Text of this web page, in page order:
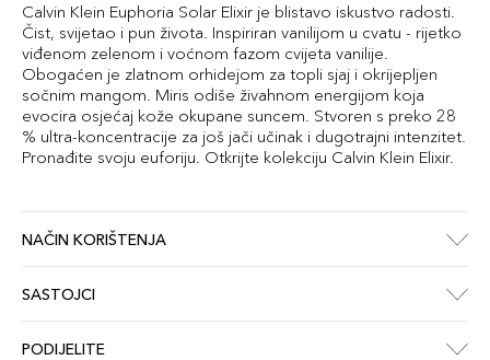
Calvin Klein Euphoria Solar Elixir je blistavo iskustvo radosti.
Čist, svijetao i pun života. Inspiriran vanilijom u cvatu - rijetko
viđenom zelenom i voćnom fazom cvijeta vanilije.
Obogaćen je zlatnom orhidejom za topli sjaj i okrijepljen
sočnim mangom. Miris odiše živahnom energijom koja
evocira osjećaj kože okupane suncem. Stvoren s preko 28
% ultra-koncentracije za još jači učinak i dugotrajni intenzitet.
Pronađite svoju euforiju. Otkrijte kolekciju Calvin Klein Elixir.
NAČIN KORIŠTENJA
SASTOJCI
PODIJELITE